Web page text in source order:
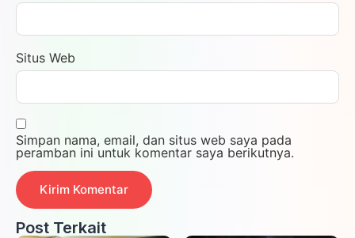
Situs Web
Simpan nama, email, dan situs web saya pada
peramban ini untuk komentar saya berikutnya.
Post Terkait